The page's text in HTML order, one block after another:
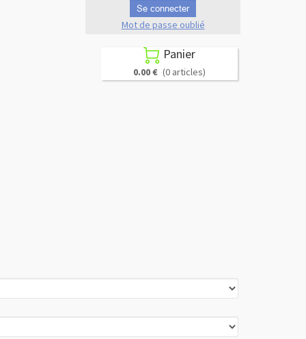
Se connecter
Mot de passe oublié
 Panier
0.00 € (0 articles)